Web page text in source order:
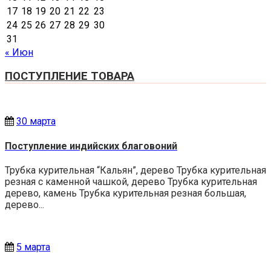
17 18 19 20 21 22 23
24 25 26 27 28 29 30
31
« Июн
ПОСТУПЛЕНИЕ ТОВАРА
30 марта
Поступление индийских благовоний
Трубка курительная “Кальян”, дерево Трубка курительная
резная с каменной чашкой, дерево Трубка курительная
дерево, камень Трубка курительная резная большая,
дерево...
5 марта